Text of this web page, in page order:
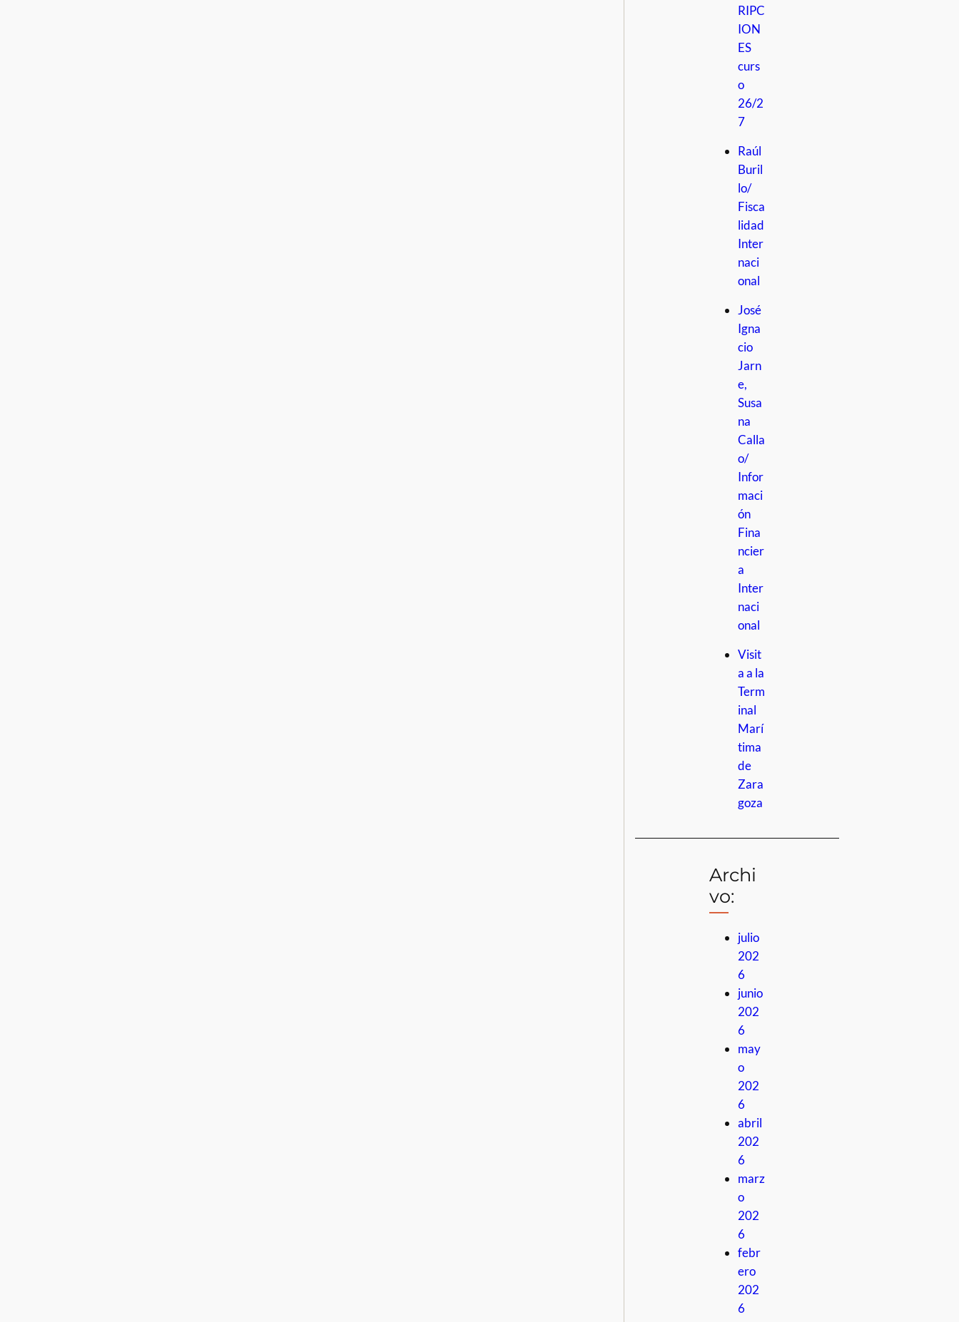
RIPC
ION
ES
curs
o
26/2
7
Raúl
Buril
lo/
Fisca
lidad
Inter
naci
onal
José
Igna
cio
Jarn
e,
Susa
na
Calla
o/
Infor
maci
ón
Fina
ncier
a
Inter
naci
onal
Visit
a a la
Term
inal
Marí
tima
de
Zara
goza
Archi
vo:
julio
202
6
junio
202
6
may
o
202
6
abril
202
6
marz
o
202
6
febr
ero
202
6